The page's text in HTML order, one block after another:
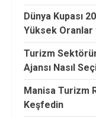
Dünya Kupası
Yüksek Oranlar
Turizm
Ajansı Nasıl
Manisa Turizm
Keşfedin